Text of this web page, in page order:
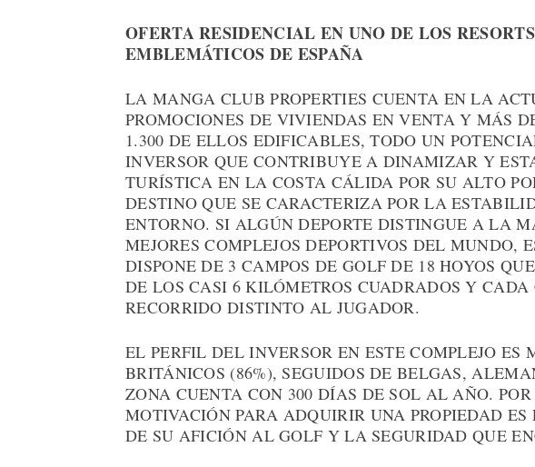
OFERTA RESIDENCIAL EN UNO DE LOS
EMBLEMÁTICOS DE ESPAÑA
LA MANGA CLUB PROPERTIES CUENTA EN LA
PROMOCIONES DE VIVIENDAS EN VENTA Y MÁS
1.300 DE ELLOS EDIFICABLES, TODO UN
INVERSOR QUE CONTRIBUYE A DINAMIZAR Y
TURÍSTICA EN LA COSTA CÁLIDA POR SU ALTO
DESTINO QUE SE CARACTERIZA POR LA
ENTORNO. SI ALGÚN DEPORTE DISTINGUE A LA
MEJORES COMPLEJOS DEPORTIVOS DEL MUNDO,
DISPONE DE 3 CAMPOS DE GOLF DE 18 HOYOS
DE LOS CASI 6 KILÓMETROS CUADRADOS Y CADA
RECORRIDO DISTINTO AL JUGADOR.
EL PERFIL DEL INVERSOR EN ESTE COMPLEJO ES
BRITÁNICOS (86%), SEGUIDOS DE BELGAS,
ZONA CUENTA CON 300 DÍAS DE SOL AL AÑO.
MOTIVACIÓN PARA ADQUIRIR UNA PROPIEDAD
DE SU AFICIÓN AL GOLF Y LA SEGURIDAD QUE